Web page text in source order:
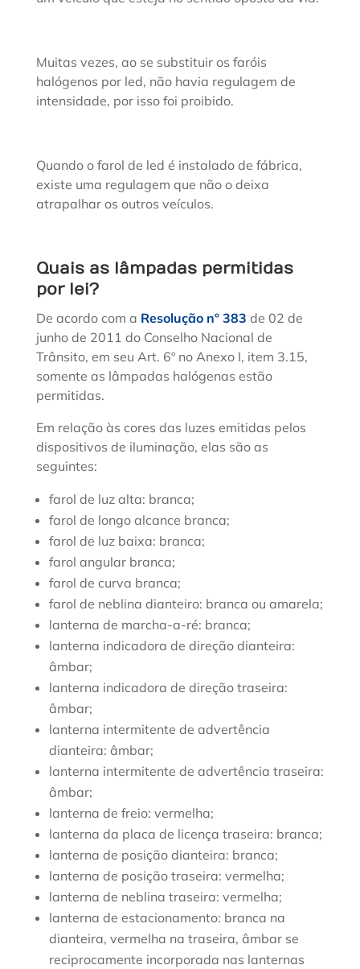
Muitas vezes, ao se substituir os faróis
halógenos por led, não havia regulagem de
intensidade, por isso foi proibido.
Quando o farol de led é instalado de fábrica,
existe uma regulagem que não o deixa
atrapalhar os outros veículos.
Quais as lâmpadas permitidas
por lei?
De acordo com a Resolução nº 383 de 02 de
junho de 2011 do Conselho Nacional de
Trânsito, em seu Art. 6º no Anexo I, item 3.15,
somente as lâmpadas halógenas estão
permitidas.
Em relação às cores das luzes emitidas pelos
dispositivos de iluminação, elas são as
seguintes:
farol de luz alta: branca;
farol de longo alcance branca;
farol de luz baixa: branca;
farol angular branca;
farol de curva branca;
farol de neblina dianteiro: branca ou amarela;
lanterna de marcha-a-ré: branca;
lanterna indicadora de direção dianteira:
âmbar;
lanterna indicadora de direção traseira:
âmbar;
lanterna intermitente de advertência
dianteira: âmbar;
lanterna intermitente de advertência traseira:
âmbar;
lanterna de freio: vermelha;
lanterna da placa de licença traseira: branca;
lanterna de posição dianteira: branca;
lanterna de posição traseira: vermelha;
lanterna de neblina traseira: vermelha;
lanterna de estacionamento: branca na
dianteira, vermelha na traseira, âmbar se
reciprocamente incorporada nas lanternas